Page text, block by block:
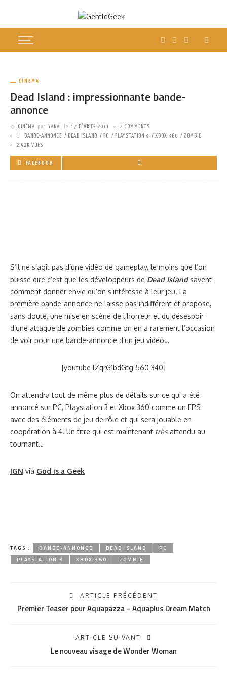
CINÉMA
Dead Island : impressionnante bande-
annonce
CINÉMA par YANA le 17 FÉVRIER 2011
2 COMMENTS
BANDE-ANNONCE
DEAD ISLAND PC PLAYSTATION 3 XBOX 360
ZOMBIE
2.92K VUES
FACEBOOK
S’il ne s’agit pas d’une vidéo de gameplay, le moins que l’on
puisse dire c’est que les développeurs de Dead Islandsavent
comment donner envie qu’on s’intéresse à leur jeu. La
première bande-annonce ne laisse pas indifférent et propose,
sans doute, une mise en scène de l’horreur et du désespoir
d’une attaque de zombies comme on en a rarement l’occasion
de voir pour une bande-annonce d’un jeu vidéo…
[youtube lZqrG1bdGtg 560 340]
On attendra tout de même plus de détails sur ce qui a été
annoncé sur PC, Playstation 3 et Xbox 360 comme un FPS
avec des éléments de jeu de rôle et qui sera jouable en
coopération à 4. Un titre qui est maintenant très attendu au
tournant…
IGN via God is a Geek
TAGS : BANDE-ANNONCE DEAD ISLAND
PC
PLAYSTATION 3
XBOX 360 ZOMBIE
ARTICLE PRÉCÉDENT
Premier Teaser pour Aquapazza – Aquaplus Dream Match
ARTICLE SUIVANT
Le nouveau visage de Wonder Woman